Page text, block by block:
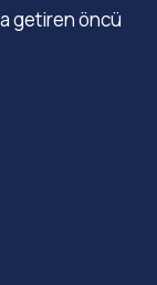
getiren öncü